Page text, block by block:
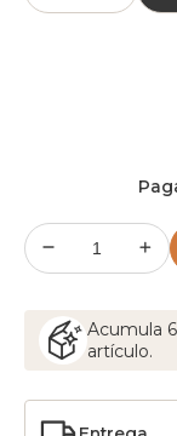
Acumula 6
artículo.